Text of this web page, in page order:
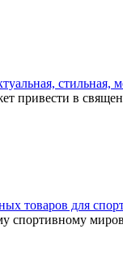
стильная,
привести в
товаров для
спортивному